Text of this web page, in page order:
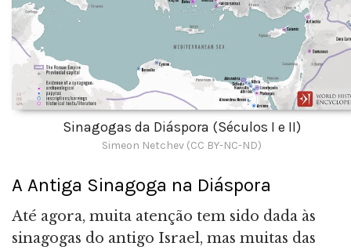
Sinagogas da Diáspora (Séculos I e II)
Simeon Netchev (CC BY-NC-ND)
A Antiga Sinagoga na Diáspora
Até agora, muita atenção tem sido dada às
sinagogas do antigo Israel, mas muitas das